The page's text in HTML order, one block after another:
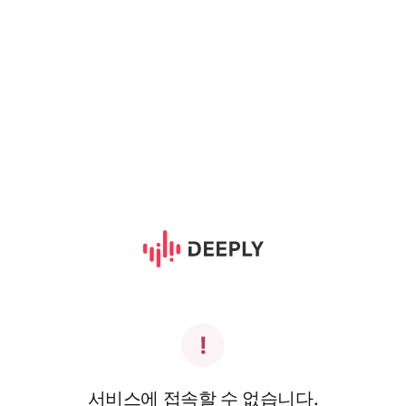
서비스에 접속할 수 없습니다.